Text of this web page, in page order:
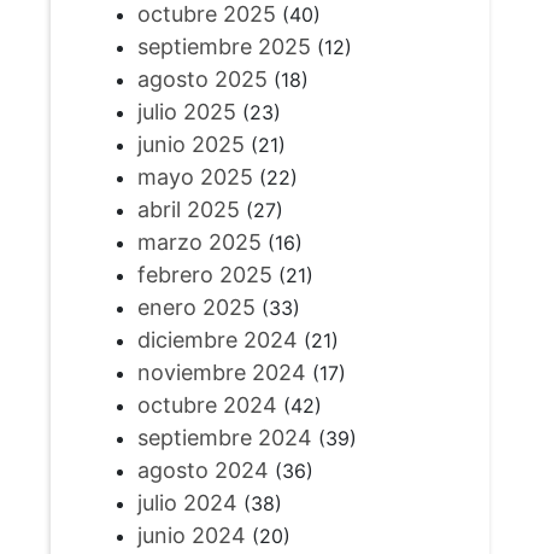
octubre 2025 (40)
septiembre 2025 (12)
agosto 2025 (18)
julio 2025 (23)
junio 2025 (21)
mayo 2025 (22)
abril 2025 (27)
marzo 2025 (16)
febrero 2025 (21)
enero 2025 (33)
diciembre 2024 (21)
noviembre 2024 (17)
octubre 2024 (42)
septiembre 2024 (39)
agosto 2024 (36)
julio 2024 (38)
junio 2024 (20)